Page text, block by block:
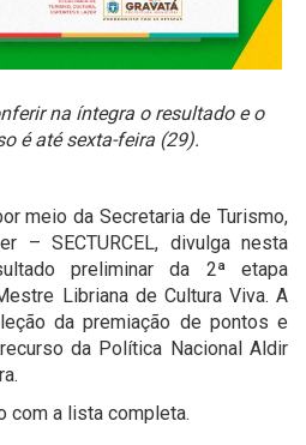
na íntegra o resultado e o
é até sexta-feira (29).
meio da Secretaria de Turismo,
– SECTURCEL, divulga nesta
preliminar da 2ª etapa
Libriana de Cultura Viva. A
da premiação de pontos e
da Política Nacional Aldir
com a lista completa.